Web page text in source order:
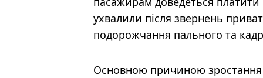
ухвалили після звернень
подорожчання пального та
Основною причиною зростання